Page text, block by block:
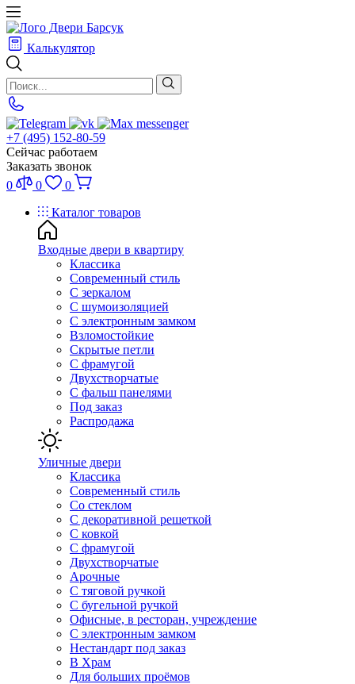
Калькулятор
+7 (495) 152-80-59
Сейчас работаем
Заказать звонок
0
0
0
Каталог товаров
Входные двери в квартиру
Классика
Современный стиль
С зеркалом
С шумоизоляцией
С электронным замком
Взломостойкие
Скрытые петли
С фрамугой
Двухстворчатые
С фальш панелями
Под заказ
Распродажа
Уличные двери
Классика
Современный стиль
Со стеклом
С декоративной решеткой
С ковкой
С фрамугой
Двухстворчатые
Арочные
С тяговой ручкой
С бугельной ручкой
Офисные, в ресторан, учреждение
С электронным замком
Нестандарт под заказ
В Храм
Для больших проёмов